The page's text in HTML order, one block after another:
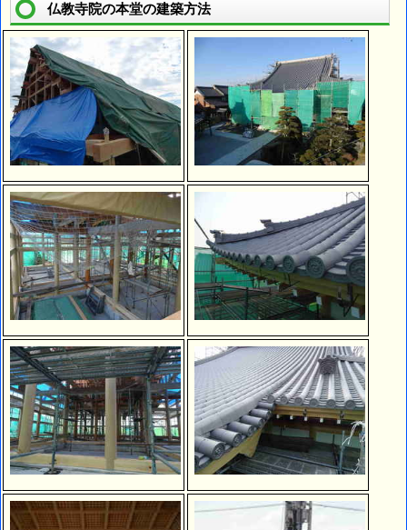
仏教寺院の本堂の建築方法